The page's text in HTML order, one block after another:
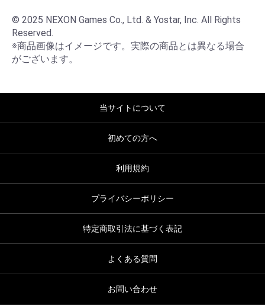
© 2025 NEXON Games Co., Ltd. & Yostar, Inc. All Rights
Reserved.
※商品画像はイメージです。実際の商品とは異なる場合
がございます。
当サイトについて
初めての方へ
利用規約
プライバシーポリシー
特定商取引法に基づく表記
よくある質問
お問い合わせ